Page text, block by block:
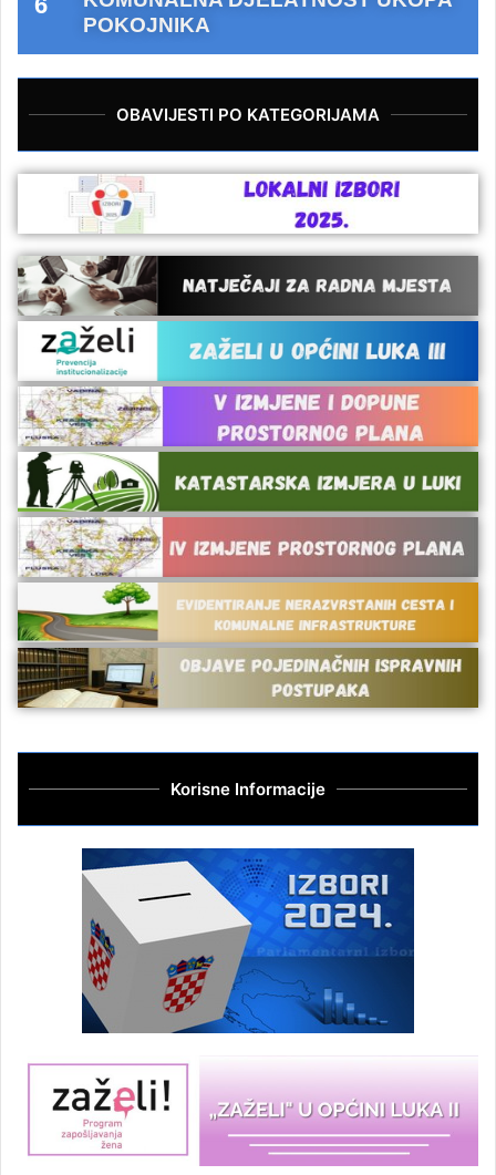
POKOJNIKA
OBAVIJESTI PO KATEGORIJAMA
Korisne Informacije